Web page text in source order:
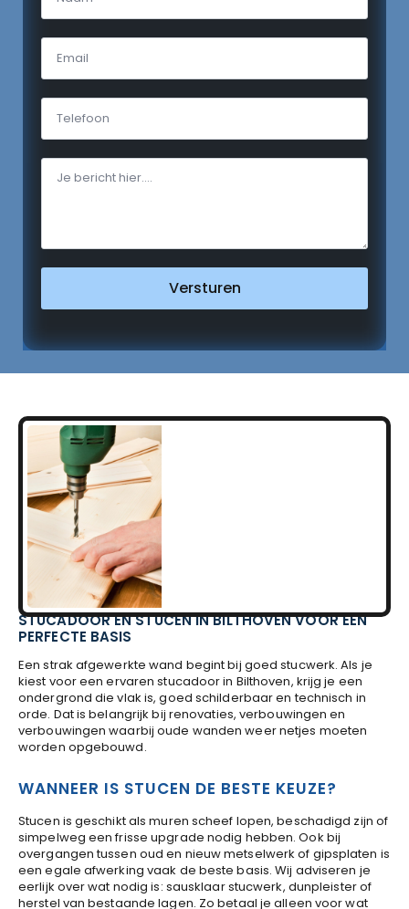
Versturen
STUCADOOR EN STUCEN IN BILTHOVEN VOOR EEN
PERFECTE BASIS
Een strak afgewerkte wand begint bij goed stucwerk. Als je
kiest voor een ervaren stucadoor in Bilthoven, krijg je een
ondergrond die vlak is, goed schilderbaar en technisch in
orde. Dat is belangrijk bij renovaties, verbouwingen en
verbouwingen waarbij oude wanden weer netjes moeten
worden opgebouwd.
WANNEER IS STUCEN DE BESTE KEUZE?
Stucen is geschikt als muren scheef lopen, beschadigd zijn of
simpelweg een frisse upgrade nodig hebben. Ook bij
overgangen tussen oud en nieuw metselwerk of gipsplaten is
een egale afwerking vaak de beste basis. Wij adviseren je
eerlijk over wat nodig is: sausklaar stucwerk, dunpleister of
herstel van bestaande lagen. Zo betaal je alleen voor wat